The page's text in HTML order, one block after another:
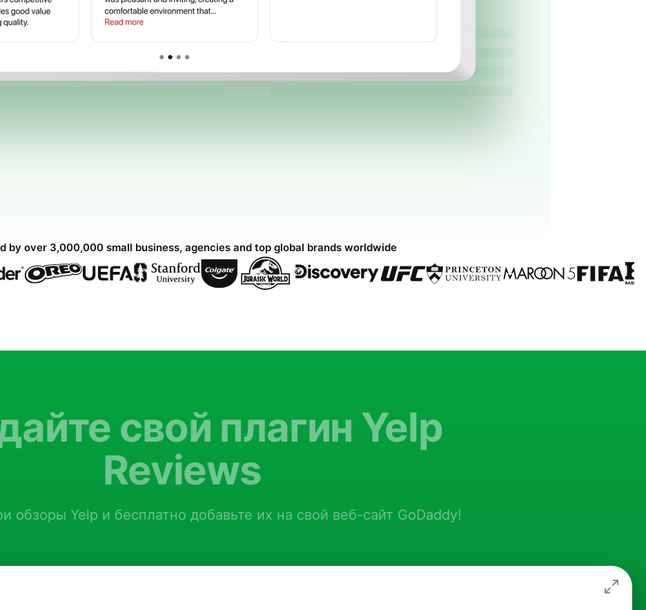
by over 3,000,000 small business, agencies and top global brands worldwide
свой плагин Yelp
Reviews
обзоры Yelp и бесплатно добавьте их на свой веб-сайт GoDaddy!